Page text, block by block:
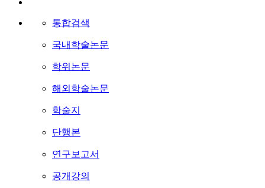
통합검색
국내학술논문
학위논문
해외학술논문
학술지
단행본
연구보고서
공개강의